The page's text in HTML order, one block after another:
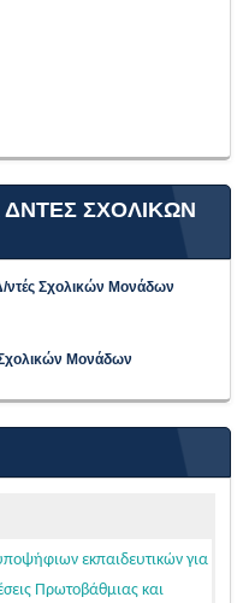
ΔΝΤΕΣ ΣΧΟΛΙΚΩΝ
ντές Σχολικών Μονάδων
Μονάδων
εκπαιδευτικών για
Πρωτοβάθμιας και